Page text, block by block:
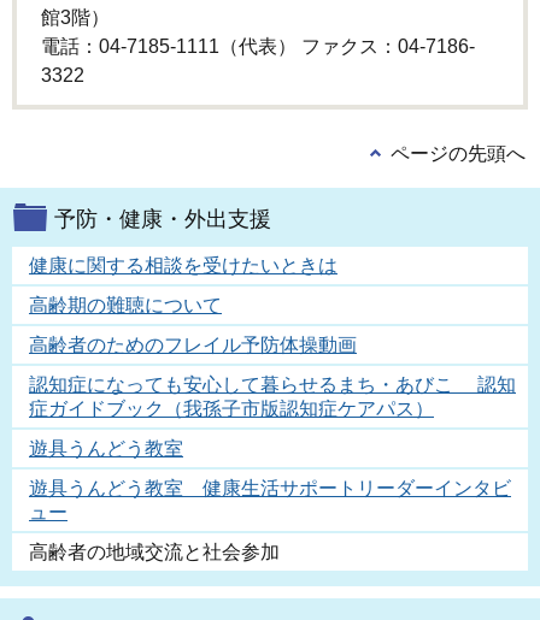
館3階）
電話：04-7185-1111（代表） ファクス：04-7186-
3322
ページの先頭へ
予防・健康・外出支援
健康に関する相談を受けたいときは
高齢期の難聴について
高齢者のためのフレイル予防体操動画
認知症になっても安心して暮らせるまち・あびこ 認知
症ガイドブック（我孫子市版認知症ケアパス）
遊具うんどう教室
遊具うんどう教室 健康生活サポートリーダーインタビ
ュー
高齢者の地域交流と社会参加